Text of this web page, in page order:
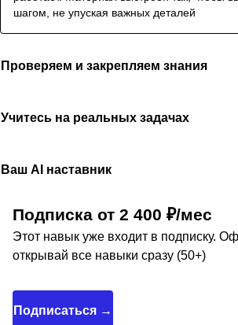
шагом, не упуская важных деталей
Проверяем и закрепляем знания
Учитесь на реальных задачах
Ваш AI наставник
Подписка от 2 400 ₽/мес
Этот навык уже входит в подписку.
открывай все навыки сразу (50+)
Подписаться →